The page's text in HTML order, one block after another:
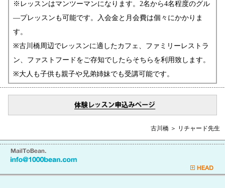
※レッスンはマンツーマンになります。2名から4名程度のグル
―プレッスンも可能です。入会金と月会費は個々にかかりま
す。
※古川橋周辺でレッスンに適したカフェ、ファミリーレストラ
ン、ファストフードをご存知でしたらそちらを利用致します。
※大人も子供も親子や兄弟姉妹でも受講可能です。
古川橋 ＞ リチャード先生